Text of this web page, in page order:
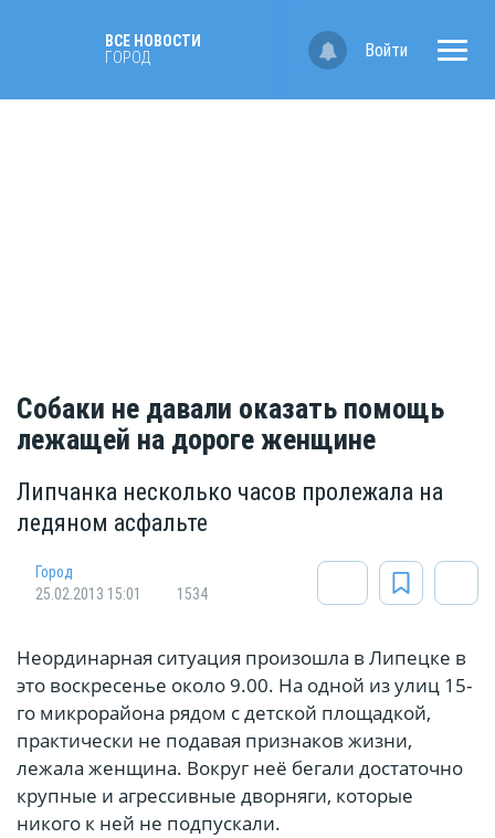
ВСЕ НОВОСТИ
ГОРОД
Войти
Собаки не давали оказать помощь
лежащей на дороге женщине
Липчанка несколько часов пролежала на
ледяном асфальте
Город
25.02.2013 15:01
1534
Неординарная ситуация произошла в Липецке в
это воскресенье около 9.00. На одной из улиц 15-
го микрорайона рядом с детской площадкой,
практически не подавая признаков жизни,
лежала женщина. Вокруг неё бегали достаточно
крупные и агрессивные дворняги, которые
никого к ней не подпускали.